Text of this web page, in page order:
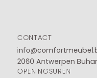
CONTACT
2060 Antwerpen
OPENINGSUREN